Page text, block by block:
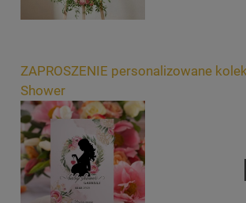
ZAPROSZENIE personalizowane
Shower